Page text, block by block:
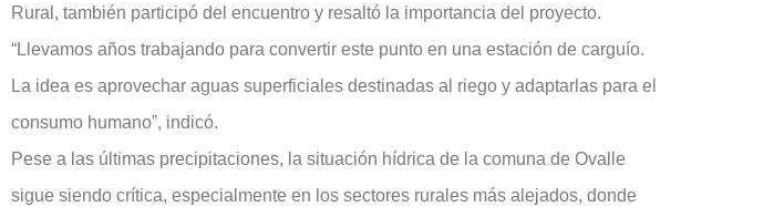
Rural, también participó del encuentro y resaltó la importancia del proyecto.
“Llevamos años trabajando para convertir este punto en una estación de carguío.
La idea es aprovechar aguas superficiales destinadas al riego y adaptarlas para el
consumo humano”, indicó.
Pese a las últimas precipitaciones, la situación hídrica de la comuna de Ovalle
sigue siendo crítica, especialmente en los sectores rurales más alejados, donde